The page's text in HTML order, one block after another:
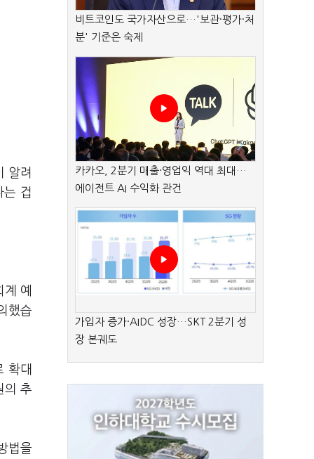
알려
는 겁
예
했습
확대
의 추
법을
비트코인도 국가자산으로…'보관·평가·처
분' 기준은 숙제
카카오, 2분기 매출·영업익 역대 최대…
에이전트 AI 수익화 관건
가입자 증가·AIDC 성장…SKT 2분기 성
장 본궤도